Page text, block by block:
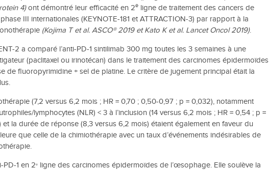
4)ont démontré leur efficacité en 2e ligne de traitement des cancers de
III internationales (KEYNOTE-181 et ATTRACTION-3) par rapport à la
(Kojima T et al. ASCO® 2019 et Kato K et al. Lancet Oncol 2019).
2 a comparé l’anti-PD-1 sintilimab 300 mg toutes les 3 semaines à une
(paclitaxel ou irinotécan) dans le traitement des carcinomes épidermoïdes
de fluoropyrimidine + sel de platine. Le critère de jugement principal était la
(7,2 versus 6,2 mois ; HR = 0,70 ; 0,50-0,97 ; p = 0,032), notamment
lymphocytes (NLR) < 3 à l’inclusion (14 versus 6,2 mois ; HR = 0,54 ; p =
et la durée de réponse (8,3 versus 6,2 mois) étaient également en faveur du
que celle de la chimiothérapie avec un taux d’événements indésirables de
PD-1 en 2e
ligne des carcinomes épidermoïdes de l’œsophage. Elle soulève la